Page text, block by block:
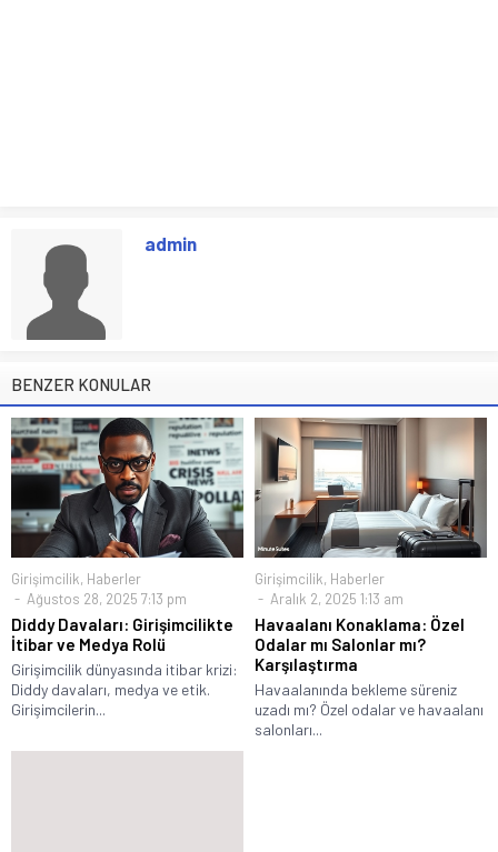
admin
BENZER KONULAR
Girişimcilik, Haberler
Ağustos 28, 2025 7:13 pm
Diddy Davaları: Girişimcilikte
İtibar ve Medya Rolü
Girişimcilik dünyasında itibar krizi:
Diddy davaları, medya ve etik.
Girişimcilerin...
Girişimcilik, Haberler
Aralık 2, 2025 1:13 am
Havaalanı Konaklama: Özel
Odalar mı Salonlar mı?
Karşılaştırma
Havaalanında bekleme süreniz
uzadı mı? Özel odalar ve havaalanı
salonları...